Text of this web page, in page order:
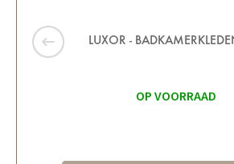
LUXOR -
OP VOORRAAD